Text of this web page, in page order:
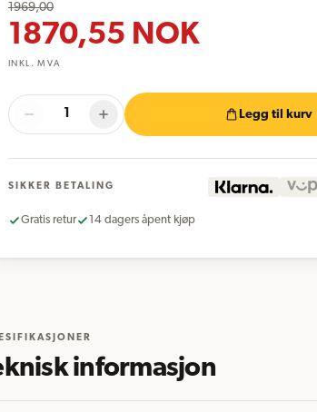
1969,00
1870,55 NOK
INKL. MVA
Legg til kurv
SIKKER BETALING
Gratis retur 14 dagers åpent kjøp
informasjon